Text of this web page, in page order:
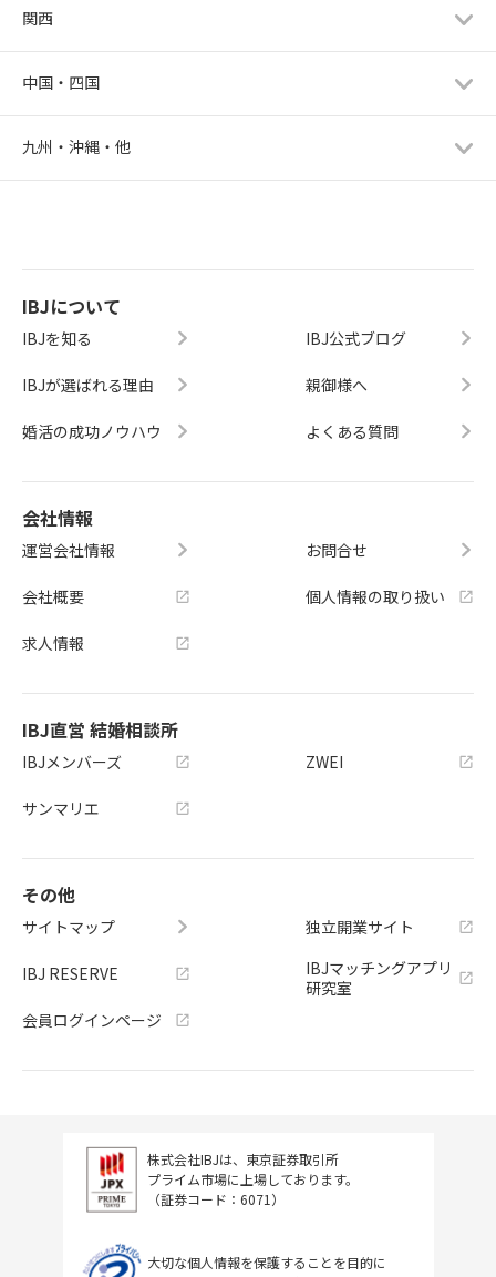
関西
中国・四国
九州・沖縄・他
IBJについて
IBJを知る
IBJが選ばれる理由
婚活の成功ノウハウ
IBJ公式ブログ
親御様へ
よくある質問
会社情報
運営会社情報
会社概要
求人情報
お問合せ
個人情報の取り扱い
IBJ直営 結婚相談所
IBJメンバーズ
サンマリエ
ZWEI
その他
サイトマップ
IBJ RESERVE
会員ログインページ
独立開業サイト
IBJマッチングアプリ
研究室
株式会社IBJは、東京証券取引所
プライム市場に上場しております。
（証券コード：6071）
大切な個人情報を保護することを目的に